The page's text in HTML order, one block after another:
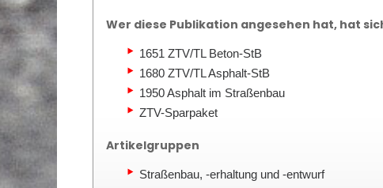
Wer diese Publikation angesehen hat, hat
1651 ZTV/TL Beton-StB
1680 ZTV/TL Asphalt-StB
1950 Asphalt im Straßenbau
ZTV-Sparpaket
Artikelgruppen
Straßenbau, -erhaltung und -entwurf